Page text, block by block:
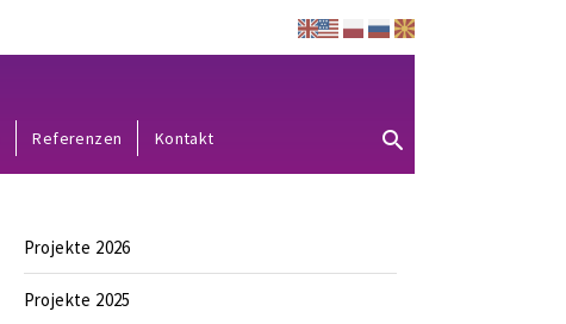
Referenzen Kontakt
Projekte 2026
Projekte 2025